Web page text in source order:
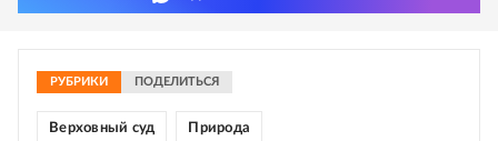
РУБРИКИ ПОДЕЛИТЬСЯ
Верховный суд Природа